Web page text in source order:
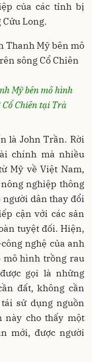
của các tỉnh bị
Long.
Mỹ bên mô hình
Chiên tại Trà
là John Trần. Rời
chính mà nhiều
Mỹ về Việt Nam,
nghiệp thông
dân thay đổi
cận với các sản
tuyệt đối. Hiện,
nghệ của anh
mô hình trồng rau
gọi là những
đất, không cần
sử dụng nguồn
này cho thấy một
mới, được người